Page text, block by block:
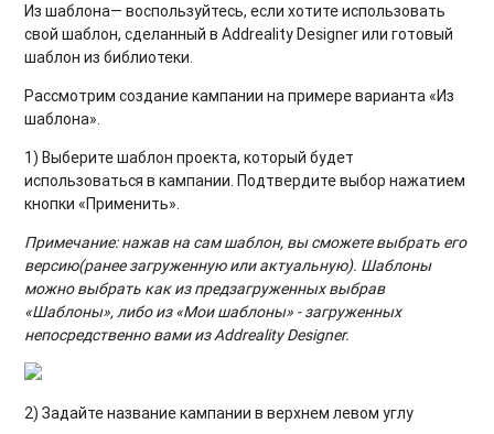
Из шаблона— воспользуйтесь, если хотите использовать
свой шаблон, сделанный в Addreality Designer или готовый
шаблон из библиотеки.
Рассмотрим создание кампании на примере варианта «Из
шаблона».
1) Выберите шаблон проекта, который будет
использоваться в кампании. Подтвердите выбор нажатием
кнопки «Применить».
Примечание: нажав на сам шаблон, вы сможете выбрать его
версию(ранее загруженную или актуальную). Шаблоны
можно выбрать как из предзагруженных выбрав
«Шаблоны», либо из «Мои шаблоны» - загруженных
непосредственно вами из Addreality Designer.
2) Задайте название кампании в верхнем левом углу